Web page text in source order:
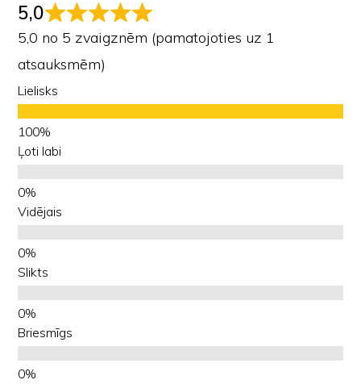
5,0
5,0 no 5 zvaigznēm (pamatojoties uz 1
atsauksmēm)
Lielisks
Ļoti labi
Vidējais
Slikts
Briesmīgs